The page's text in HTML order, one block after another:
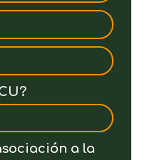
a la